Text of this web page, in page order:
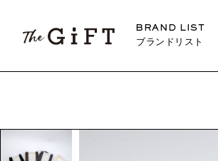
BRAND LIST
ブランドリスト